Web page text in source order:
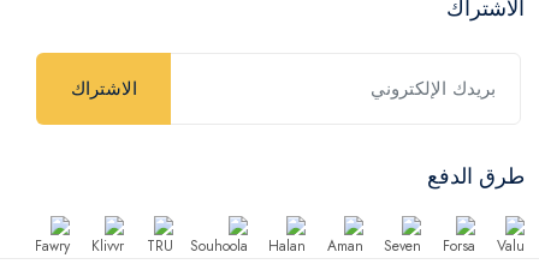
الاشتراك
الاشتراك
طرق الدفع